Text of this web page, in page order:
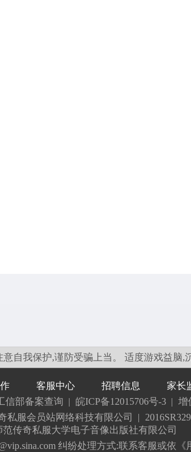
自我保护,谨防受骗上当。 适度游戏益脑,
客服中心 招聘信息
家长
信部备案查询 | 皖ICP备12015706号-3 | 增
私服会员站网络科技有限公司 |
传奇私服大学电子音像出版社有限公司
纠纷处理方式:联系客服或依